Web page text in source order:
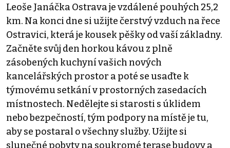
Leoše Janáčka Ostrava je vzdálené pouhých 25,2
km. Na konci dne si užijte čerstvý vzduch na řece
Ostravici, která je kousek pěšky od vaší základny.
Začněte svůj den horkou kávou z plně
zásobených kuchyní vašich nových
kancelářských prostor a poté se usaďte k
týmovému setkání v prostorných zasedacích
místnostech. Nedělejte si starosti s úklidem
nebo bezpečností, tým podpory na místě je tu,
aby se postaral o všechny služby. Užijte si
slunečné pobyty na soukromé terase budovy a